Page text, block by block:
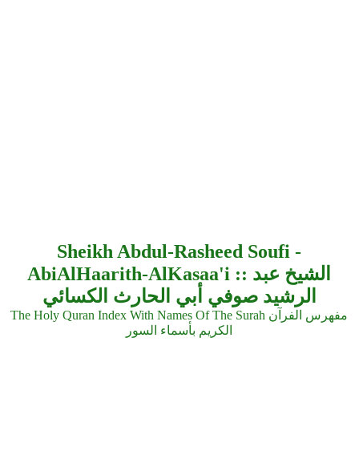
Sheikh Abdul-Rasheed Soufi -
AbiAlHaarith-AlKasaa'i :: الشيخ عبد
الرشيد صوفي أبي الحارث الكسائي
The Holy Quran Index With Names Of The Surah مفهرس الفرآن
الكريم بأسماء السور